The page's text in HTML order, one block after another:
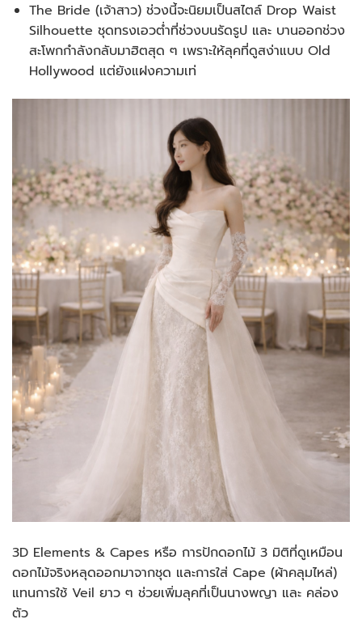
The Bride (เจ้าสาว) ช่วงนี้จะนิยมเป็นสไตล์ Drop Waist
Silhouette ชุดทรงเอวต่ำที่ช่วงบนรัดรูป และ บานออกช่วง
สะโพกกำลังกลับมาฮิตสุด ๆ เพราะให้ลุคที่ดูสง่าแบบ Old
Hollywood แต่ยังแฝงความเท่
3D Elements & Capes หรือ การปักดอกไม้ 3 มิติที่ดูเหมือน
ดอกไม้จริงหลุดออกมาจากชุด และการใส่ Cape (ผ้าคลุมไหล่)
แทนการใช้ Veil ยาว ๆ ช่วยเพิ่มลุคที่เป็นนางพญา และ คล่อง
ตัว